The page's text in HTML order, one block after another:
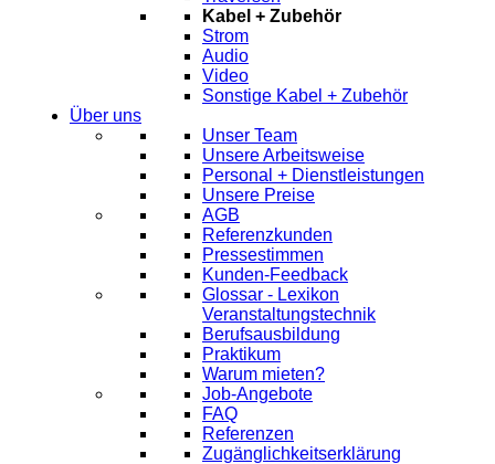
Kabel + Zubehör
Strom
Audio
Video
Sonstige Kabel + Zubehör
Über uns
Unser Team
Unsere Arbeitsweise
Personal + Dienstleistungen
Unsere Preise
AGB
Referenzkunden
Pressestimmen
Kunden-Feedback
Glossar - Lexikon
Veranstaltungstechnik
Berufsausbildung
Praktikum
Warum mieten?
Job-Angebote
FAQ
Referenzen
Zugänglichkeitserklärung